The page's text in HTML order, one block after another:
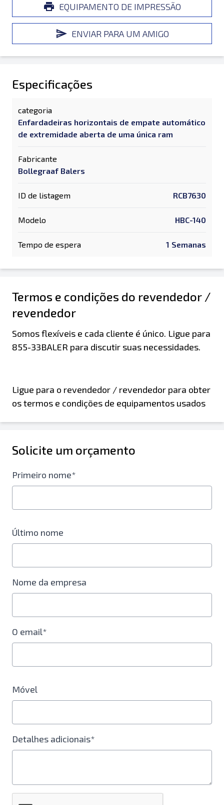
EQUIPAMENTO DE IMPRESSÃO
ENVIAR PARA UM AMIGO
Especificações
categoria
Enfardadeiras horizontais de empate automático
de extremidade aberta de uma única ram
Fabricante
Bollegraaf Balers
ID de listagem RCB7630
Modelo HBC-140
Tempo de espera 1 Semanas
Termos e condições do revendedor /
revendedor
Somos flexíveis e cada cliente é único. Ligue para
855-33BALER para discutir suas necessidades.
Ligue para o revendedor / revendedor para obter
os termos e condições de equipamentos usados
Solicite um orçamento
Primeiro nome*
Último nome
Nome da empresa
O email*
Móvel
Detalhes adicionais*